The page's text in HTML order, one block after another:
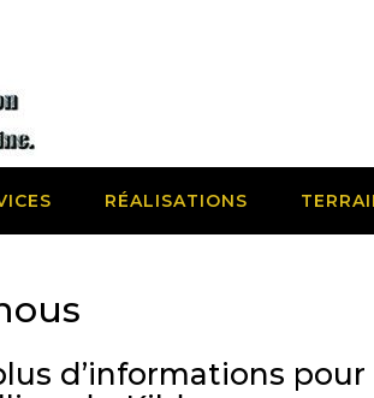
RÉALISATIONS
d’informations